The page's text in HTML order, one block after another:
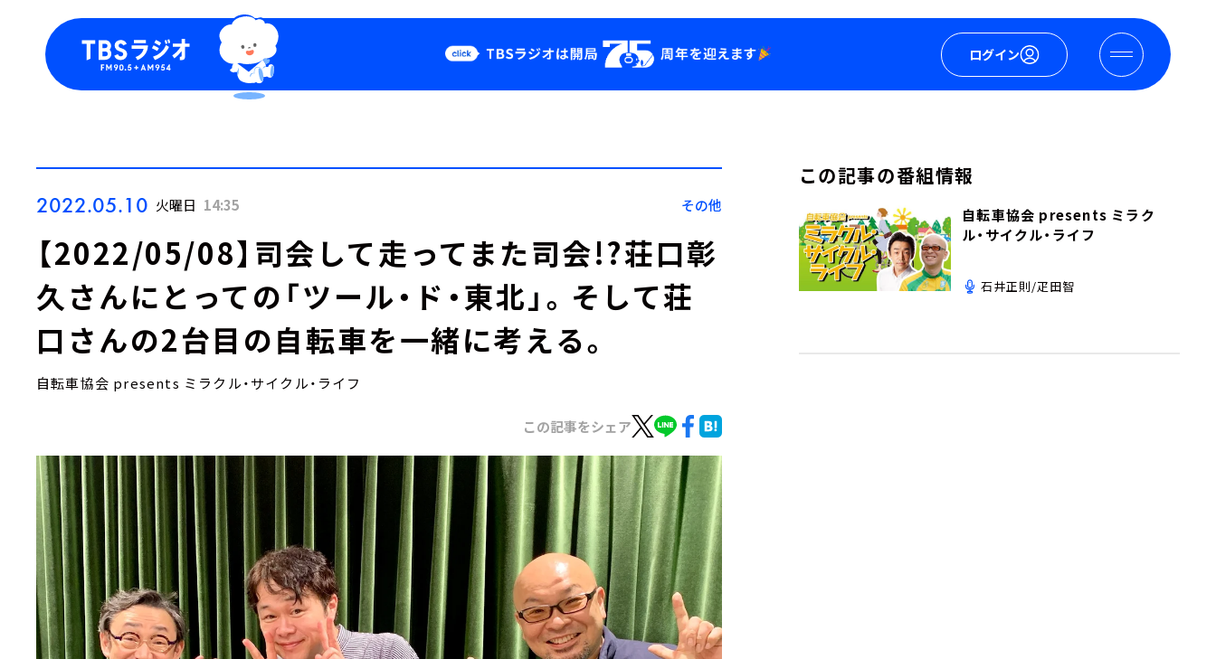
ログイン
Podcast
YouTube
2022.05.10 火曜日 14:35 その他
【2022/05/08】司会して走ってまた司会!?荘口彰
久さんにとっての「ツール・ド・東北」。そして荘
口さんの2台目の自転車を一緒に考える。
自転車協会 presents ミラクル・サイクル・ライフ
この記事をシェア
この記事の番組情報
自転車協会 presents ミラク
ル・サイクル・ライフ
石井正則/疋田智